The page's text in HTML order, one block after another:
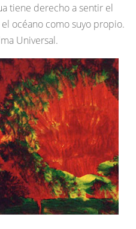
tiene derecho a sentir el
océano como suyo propio.
Universal.